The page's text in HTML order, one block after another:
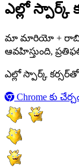
ఎల్లో స్పార్క్
మా మారియో + రాబిడ్స్
ఆవహిస్తుంది,
ఎల్లో స్పార్క్
Chrome కు